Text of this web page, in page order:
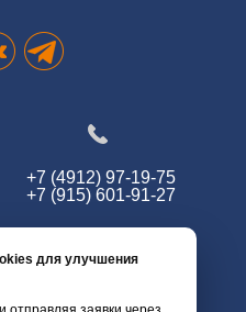
+7 (4912) 97-19-75
+7 (915) 601-91-27
для улучшения